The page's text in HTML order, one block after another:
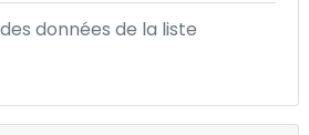
données de la liste